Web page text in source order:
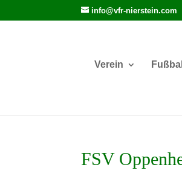
info@vfr-nierstein.com
Verein Fußball
FSV